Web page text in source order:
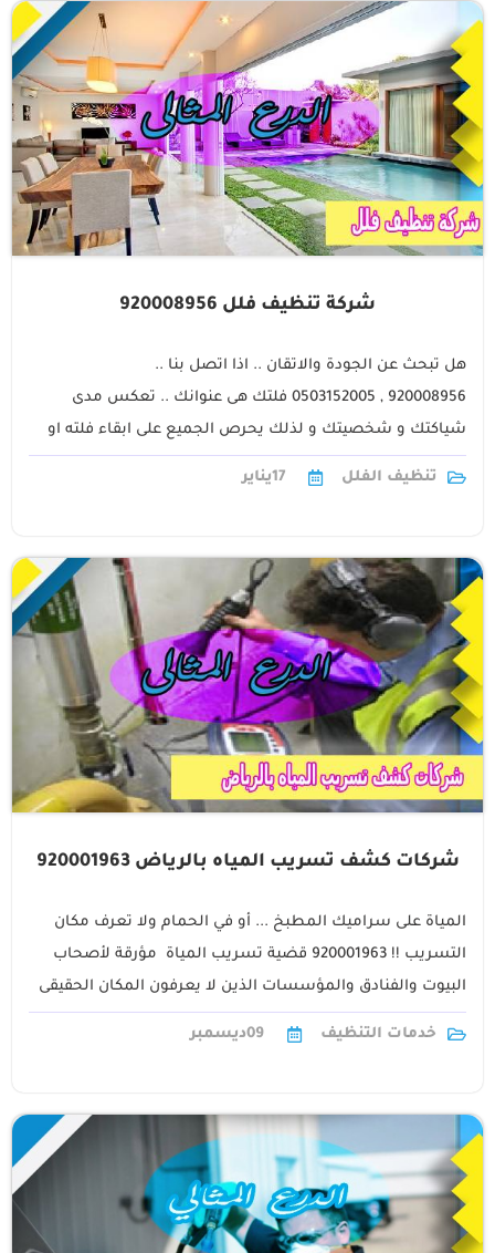
شركة تنظيف فلل 920008956
هل تبحث عن الجودة والاتقان .. اذا اتصل بنا ..
920008956 , 0503152005 فلتك هى عنوانك .. تعكس مدى
شياكتك و شخصيتك و لذلك يحرص الجميع على ابقاء فلته او
منزله نظيفه1
تنظيف الفلل
17يناير
شركات كشف تسريب المياه بالرياض 920001963
المياة على سراميك المطبخ ... أو في الحمام ولا تعرف مكان
التسريب !! 920001963 قضية تسريب المياة مؤرقة لأصحاب
البيوت والفنادق والمؤسسات الذين لا يعرفون المكان الحقيقى
للتسرب ولا يعرفون تصليح1
خدمات التنظيف
09ديسمبر